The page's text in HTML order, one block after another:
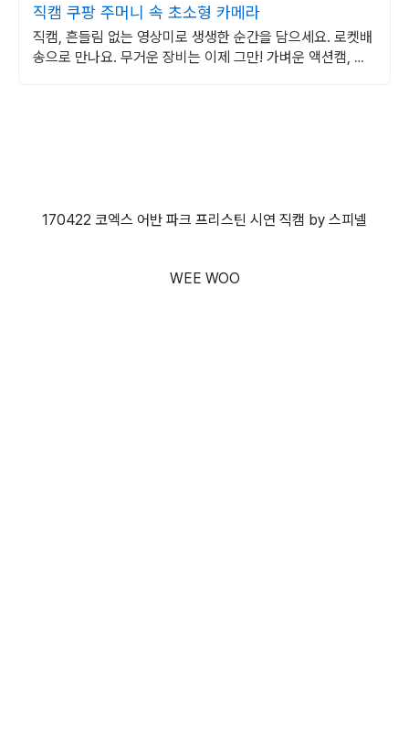
직캠 쿠팡 주머니 속 초소형 카메라
직캠, 흔들림 없는 영상미로 생생한 순간을 담으세요. 로켓배
송으로 만나요. 무거운 장비는 이제 그만! 가벼운 액션캠, 자
170422 코엑스 어반 파크 프리스틴 시연 직캠 by 스피넬
WEE WOO